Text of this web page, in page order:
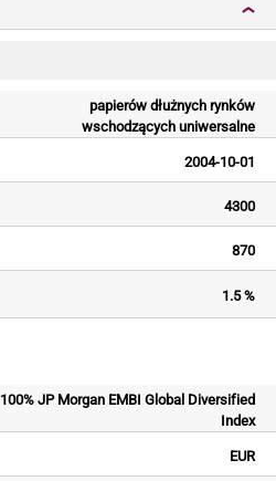
papierów dłużnych rynków
wschodzących uniwersalne
2004-10-01
4300
870
1.5 %
100% JP Morgan EMBI Global Diversified
Index
EUR